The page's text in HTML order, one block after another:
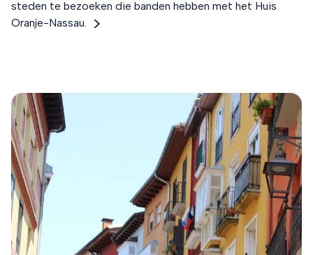
steden te bezoeken die banden hebben met het Huis
Oranje-Nassau.